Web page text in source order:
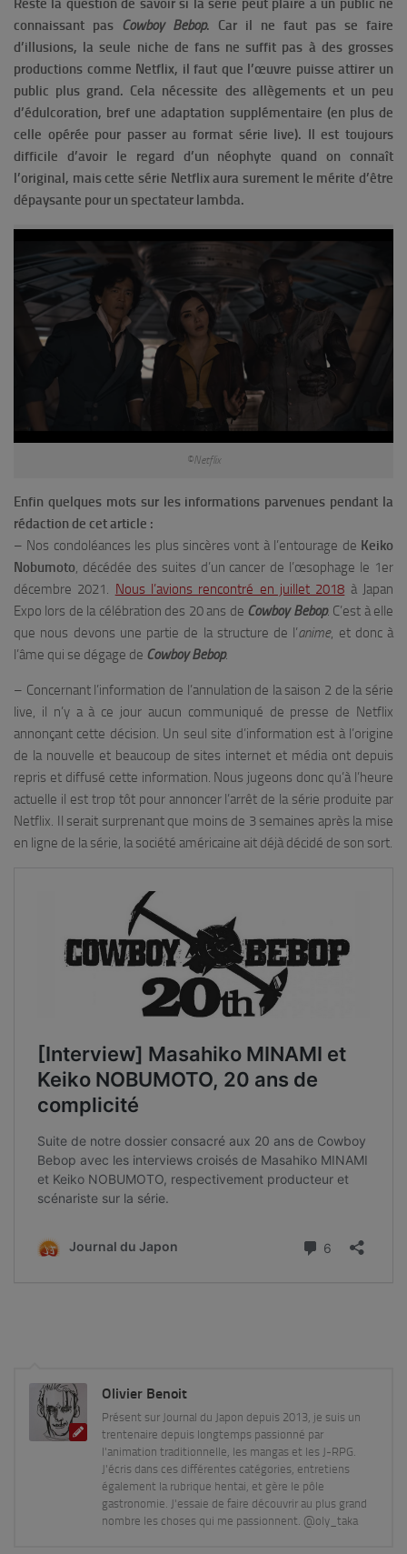
Reste la question de savoir si la série peut plaire à un public ne
connaissant pas Cowboy Bebop. Car il ne faut pas se faire
d’illusions, la seule niche de fans ne suffit pas à des grosses
productions comme Netflix, il faut que l’œuvre puisse attirer un
public plus grand. Cela nécessite des allègements et un peu
d’édulcoration, bref une adaptation supplémentaire (en plus de
celle opérée pour passer au format série live). Il est toujours
difficile d’avoir le regard d’un néophyte quand on connaît
l’original, mais cette série Netflix aura surement le mérite d’être
dépaysante pour un spectateur lambda.
©Netflix
Enfin quelques mots sur les informations parvenues pendant la
rédaction de cet article :
– Nos condoléances les plus sincères vont à l’entourage de Keiko
Nobumoto, décédée des suites d’un cancer de l’œsophage le 1er
décembre 2021. Nous l’avions rencontré en juillet 2018 à Japan
Expo lors de la célébration des 20 ans de Cowboy Bebop. C’est à elle
que nous devons une partie de la structure de l’anime, et donc à
l’âme qui se dégage de Cowboy Bebop.
– Concernant l’information de l’annulation de la saison 2 de la série
live, il n’y a à ce jour aucun communiqué de presse de Netflix
annonçant cette décision. Un seul site d’information est à l’origine
de la nouvelle et beaucoup de sites internet et média ont depuis
repris et diffusé cette information. Nous jugeons donc qu’à l’heure
actuelle il est trop tôt pour annoncer l’arrêt de la série produite par
Netflix. Il serait surprenant que moins de 3 semaines après la mise
en ligne de la série, la société américaine ait déjà décidé de son sort.
Olivier Benoit
Présent sur Journal du Japon depuis 2013, je suis un
trentenaire depuis longtemps passionné par
l'animation traditionnelle, les mangas et les J-RPG.
J'écris dans ces différentes catégories, entretiens
également la rubrique hentai, et gère le pôle
gastronomie. J'essaie de faire découvrir au plus grand
nombre les choses qui me passionnent. @oly_taka